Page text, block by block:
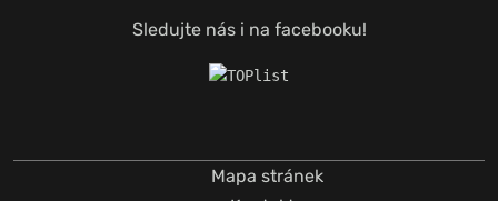
Sledujte nás i na facebooku!
Mapa stránek